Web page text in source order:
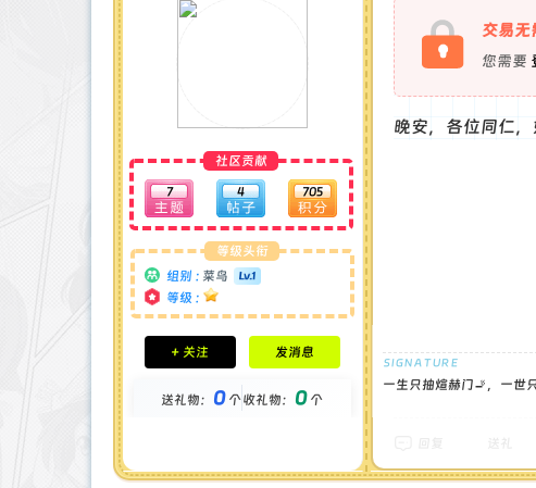
社区贡献
7 4 705
等级头衔
组别 : 菜鸟
等级 :
积分成就
钻石 : 0 颗
金币 : 0 枚
+ 关注 发消息
送礼物： 0个收礼物： 0个
交易无
您需要
晚安，各位同仁
一生只抽煊赫门🚬，一世